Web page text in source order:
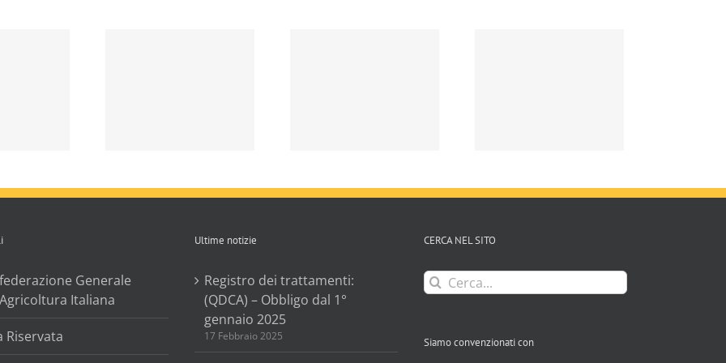
del saldo
Generale
Italiana
Riservata
Ultime notizie
Registro dei trattamenti:
(QDCA) – Obbligo dal 1°
gennaio 2025
17 Febbraio 2025
CERCA NEL SITO
Cerca
per:
Siamo convenzionati con